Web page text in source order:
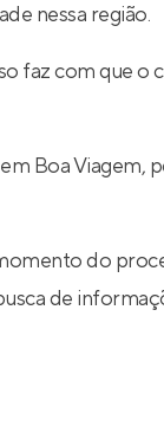
nessa região.
faz com que
Boa Viagem,
do
de